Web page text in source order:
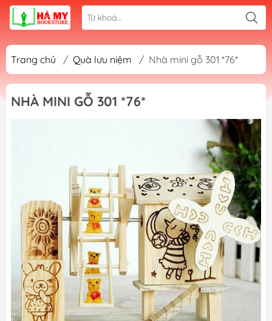
Trang chủ / Quà lưu niệm / Nhà mini gỗ 301 *76*
NHÀ MINI GỖ 301 *76*